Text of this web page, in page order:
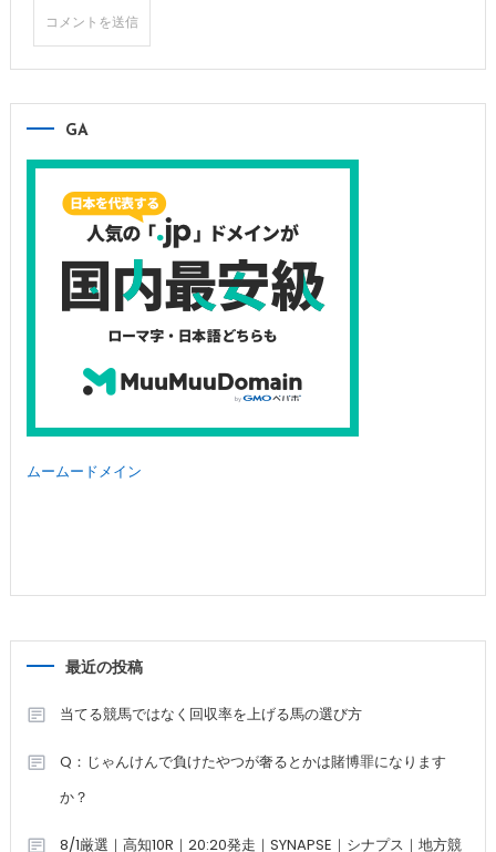
GA
ムームードメイン
最近の投稿
当てる競馬ではなく回収率を上げる馬の選び方
Q：じゃんけんで負けたやつが奢るとかは賭博罪になります
か？
8/1厳選｜高知10R｜20:20発走｜SYNAPSE｜シナプス｜地方競